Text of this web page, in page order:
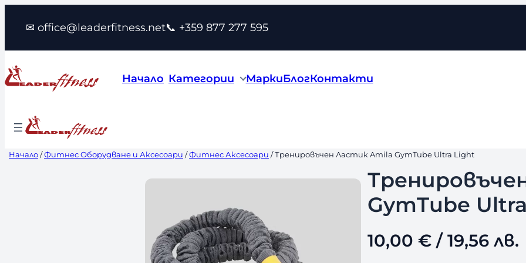
съдържанието
✉ office@leaderfitness.net📞 +359 877 277 595
Начало Категории МаркиБлогКонтакти
Начало/Фитнес Оборудване и Аксесоари /Фитнес Аксесоари / Тренировъчен Ластик Amila GymTube Ultra Light
GymTube
10,00 €/ 19,56 лв.